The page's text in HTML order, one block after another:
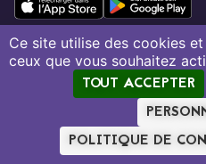
Ce site utilise des cookies
ceux que vous souhaitez
TOUT ACCEPTER
POLITIQUE DE
Mentions légalesPolitique
Création par Tout